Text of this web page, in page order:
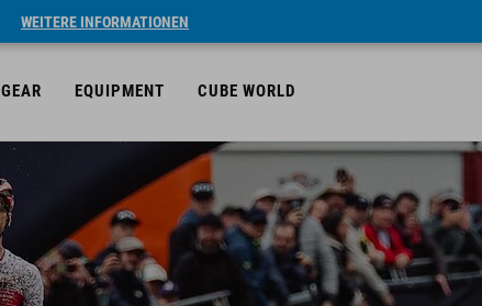
WEITERE INFORMATIONEN
GEAR EQUIPMENT CUBE WORLD